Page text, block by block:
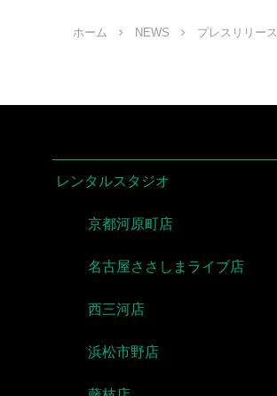
ホーム NEWS プレスリリース
レンタルスタジオ
京都河原町店
名古屋ささしまライブ店
西三河店
浜松市野店